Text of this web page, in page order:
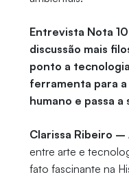
Entrevista Nota
discussão mais
ponto a
ferramenta para
humano e passa
Clarissa Ribeiro –
entre arte e
fato fascinante na